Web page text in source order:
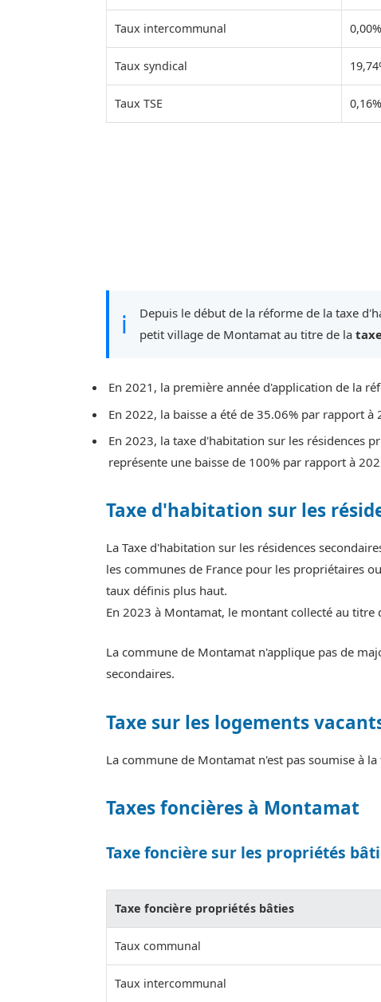
Taux intercommunal 0,00%
Taux syndical
Taux TSE 0,16%
ℹ
Depuis le début de la réforme de la taxe
petit village de Montamat au titre de la
En 2021, la première année d'application de la
En 2022, la baisse a été de 35.06% par rapport à
En 2023, la taxe d'habitation sur les résidences
représente une baisse de 100% par rapport à
Taxe d'habitation sur les
La Taxe d'habitation sur les résidences
les communes de France pour les propriétaires
taux définis plus haut.
En 2023 à Montamat, le montant collecté au
La commune de Montamat n'applique pas de
secondaires.
Taxe sur les logements
La commune de Montamat n'est pas soumise à
Taxes foncières à Montamat
Taxe foncière sur les propriétés
Taxe foncière propriétés bâties
Taux communal
Taux intercommunal